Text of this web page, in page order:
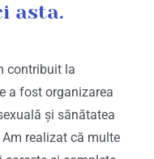
asta.
contribuit la
a fost organizarea
și sănătatea
realizat că multe